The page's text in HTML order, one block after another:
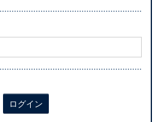
ログイン